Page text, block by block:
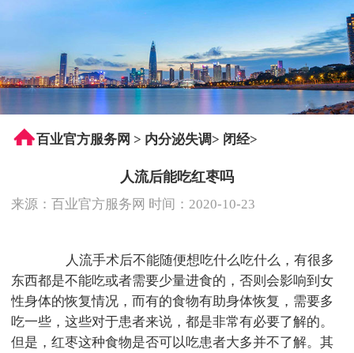
百业官方服务网 > 内分泌失调> 闭经>
人流后能吃红枣吗
来源： 百业官方服务网 时间：2020-10-23
人流手术后不能随便想吃什么吃什么，有很多
东西都是不能吃或者需要少量进食的，否则会影响到女
性身体的恢复情况，而有的食物有助身体恢复，需要多
吃一些，这些对于患者来说，都是非常有必要了解的。
但是，红枣这种食物是否可以吃患者大多并不了解。其